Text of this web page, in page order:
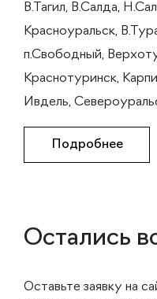
В.Тагил, В.Салда,
Красноуральск,
п.Свободный,
Краснотуринск,
Ивдель,
Подробнее
Остались
Оставьте заявку на